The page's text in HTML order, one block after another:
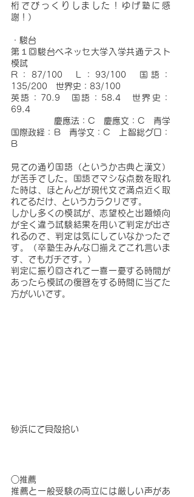
桁でびっくりしました！ゆげ塾に感
謝！）
・駿台
第１回駿台ベネッセ大学入学共通テスト
模試
R：87/100　L：93/100　国語：
135/200　世界史：83/100
英語：70.9　国語：58.4　世界史：
69.4
国際政経：B　青学文：C　上智総グロ：
B
見ての通り国語（というか古典と漢文）
が苦手でした。国語でマシな点数を取れ
た時は、ほとんどが現代文で満点近く取
れてるだけ、というカラクリです。
しかし多くの模試が、志望校と出題傾向
が全く違う試験結果を用いて判定が出さ
れるので、判定は気にしていなかったで
す。（卒塾生みんな口揃えてこれ言いま
す、でもガチです。）
判定に振り回されて一喜一憂する時間が
あったら模試の復習をする時間に当てた
方がいいです。
砂浜にて貝殻拾い
○推薦
推薦と一般受験の両立には厳しい声があ